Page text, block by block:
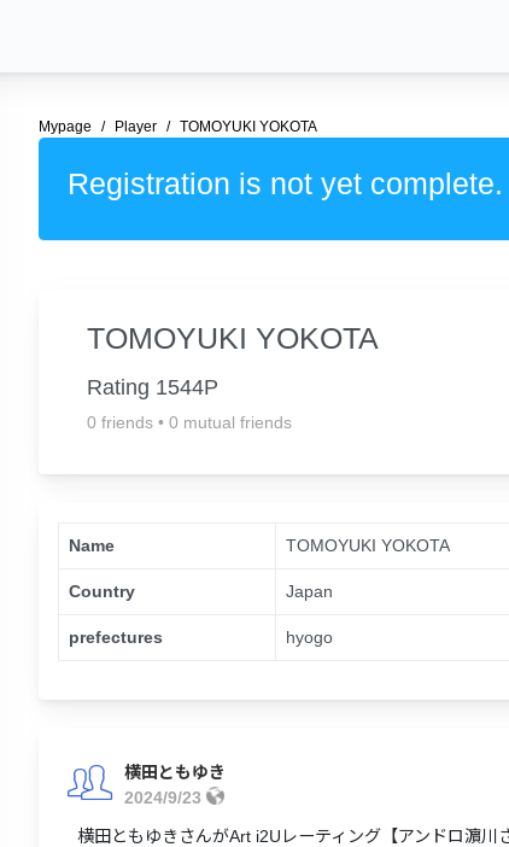
Mypage Player TOMOYUKI YOKOTA
Registration is not yet
TOMOYUKI YOKOTA
Rating 1544P
0 friends • 0 mutual friends
Name TOMOYUKI YOKOTA
Country Japan
prefectures hyogo
横田ともゆき
2024/9/23
横田ともゆきさんがArt i2Uレーティング【アンドロ濵